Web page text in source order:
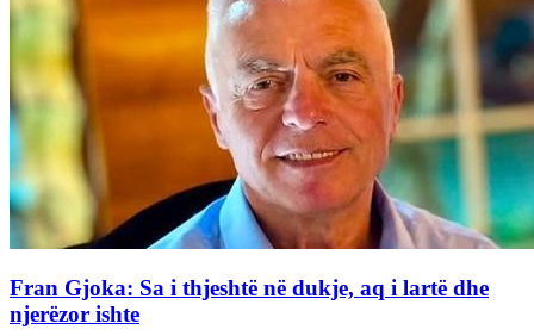
Fran Gjoka: Sa i thjeshtë në dukje, aq i lartë dhe
njerëzor ishte